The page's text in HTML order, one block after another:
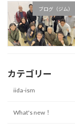
ブログ（ジム）
カテゴリー
iida-ism
What's new！